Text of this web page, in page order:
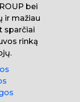
bei
ir mažiau
sparčiai
rinką